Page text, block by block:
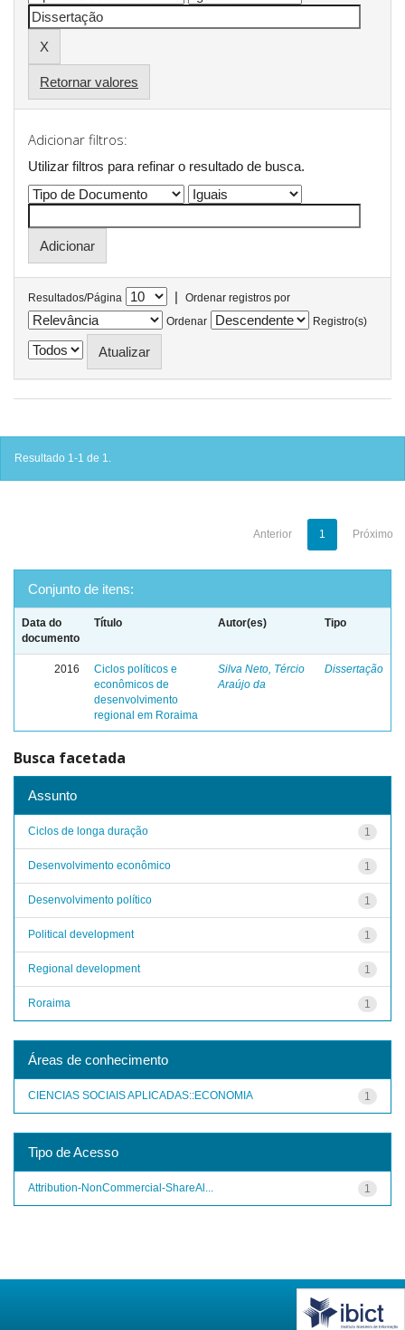
Retornar valores
Adicionar filtros:
Utilizar filtros para refinar o resultado de busca.
Resultados/Página |
Ordenar registros por
Ordenar
Registro(s)
Resultado 1-1 de 1.
Anterior 1 Próximo
Conjunto de itens:
Data do
documento
Título Autor(es) Tipo
2016
Ciclos políticos e
econômicos de
desenvolvimento
regional em Roraima
Silva Neto, Tércio
Araújo da
Dissertação
Busca facetada
Assunto
1
Ciclos de longa duração
1
Desenvolvimento econômico
1
Desenvolvimento político
1
Political development
1
Regional development
1
Roraima
Áreas de conhecimento
1
CIENCIAS SOCIAIS APLICADAS::ECONOMIA
Tipo de Acesso
1
Attribution-NonCommercial-ShareAl...